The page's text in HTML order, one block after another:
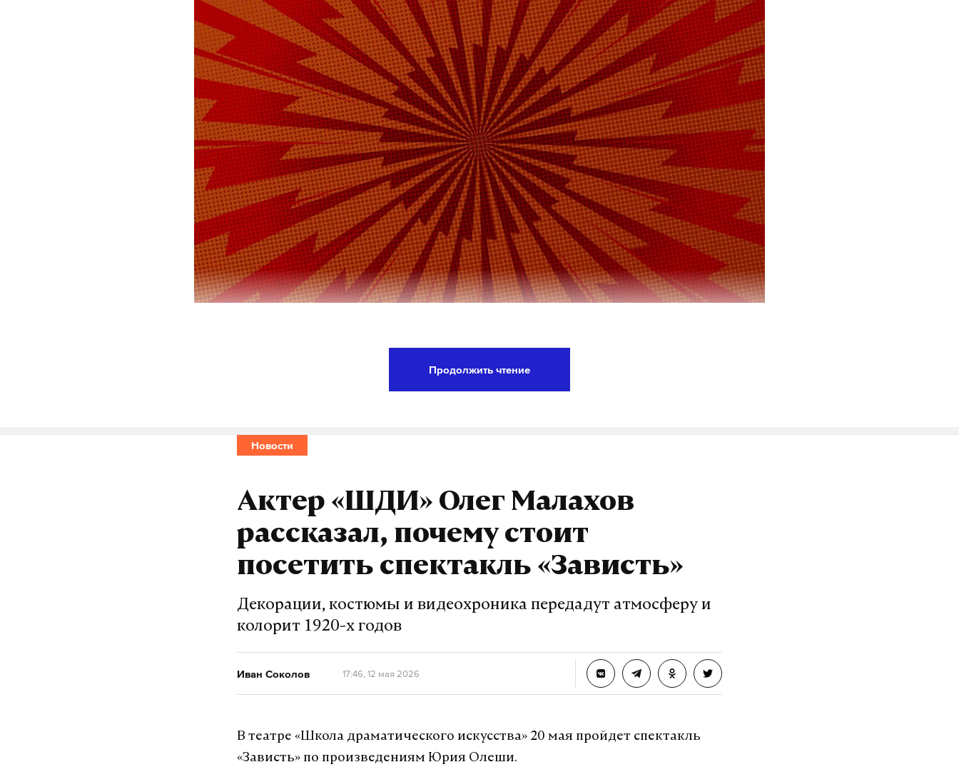
А еще мы есть вTelegram, Дзен и VK.
Макс Telegram Дзен
Продолжить чтение
Новости
Актер «ШДИ» Олег Малахов
рассказал, почему стоит
посетить спектакль «Зависть»
Декорации, костюмы и видеохроника передадут атмосферу и
колорит 1920-х годов
Иван Соколов 17:46, 12 мая 2026
В театре «Школа драматического искусства» 20 мая пройдет спектакль
«Зависть» по произведениям Юрия Олеши.